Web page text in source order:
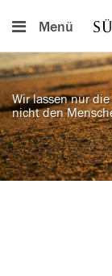
Menü
Wir lassen nur
nicht den